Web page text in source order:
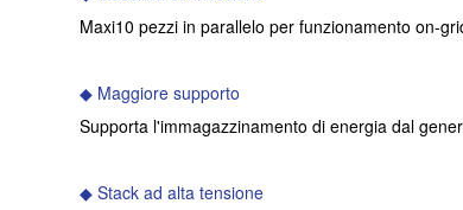
Maxi10 pezzi in parallelo per funzionamento on-
◆ Maggiore supporto
Supporta l'immagazzinamento di energia dal
◆ Stack ad alta tensione